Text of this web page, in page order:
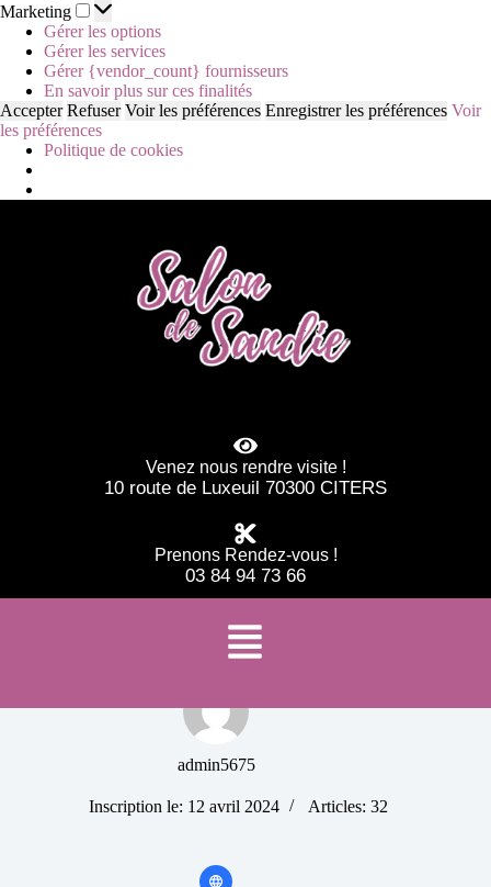
Marketing
Gérer les options
Gérer les services
Gérer {vendor_count} fournisseurs
En savoir plus sur ces finalités
Accepter Refuser Voir les préférences Enregistrer les préférences Voir
les préférences
Politique de cookies
Venez nous rendre visite !
10 route de Luxeuil 70300 CITERS
Prenons Rendez-vous !
03 84 94 73 66
admin5675
Inscription le: 12 avril 2024 Articles: 32